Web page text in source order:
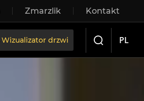
Zmarzlik Kontakt
Wizualizator drzwi PL